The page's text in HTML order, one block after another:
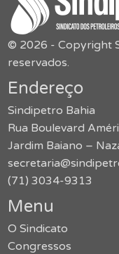
© 2026 - Copyright
reservados.
Endereço
Sindipetro Bahia
Rua Boulevard
Jardim Baiano –
(71) 3034-9313
Menu
O Sindicato
Congressos